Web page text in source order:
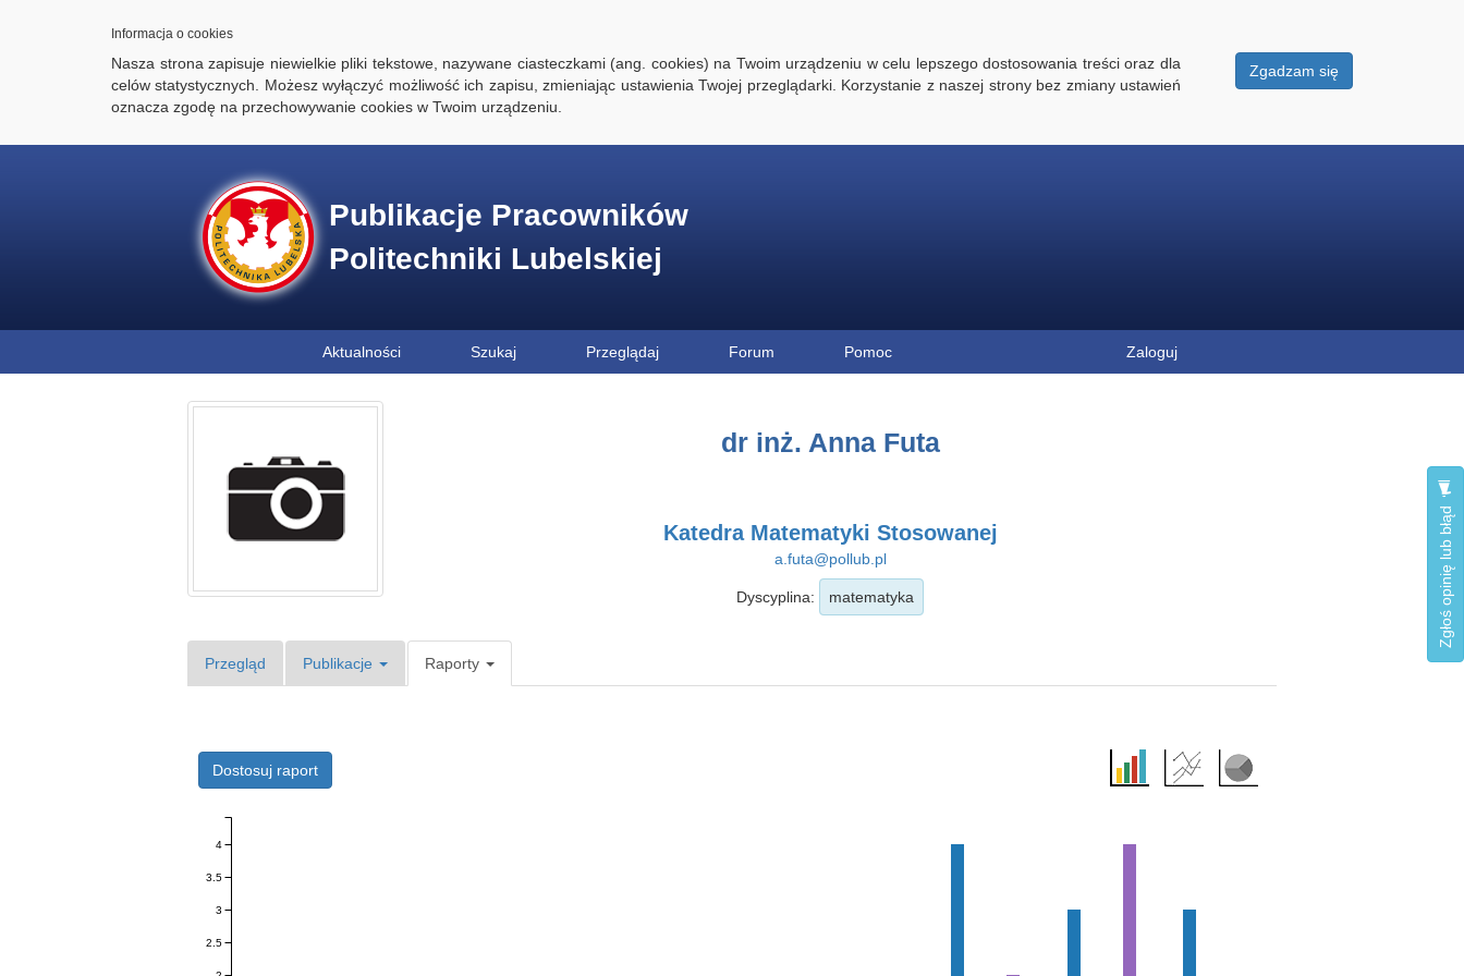
Informacja o cookies
Zgadzam się
Nasza strona zapisuje niewielkie pliki tekstowe, nazywane ciasteczkami (ang. cookies) na Twoim urządzeniu w celu lepszego dostosowania treści oraz dla
celów statystycznych. Możesz wyłączyć możliwość ich zapisu, zmieniając ustawienia Twojej przeglądarki. Korzystanie z naszej strony bez zmiany ustawień
oznacza zgodę na przechowywanie cookies w Twoim urządzeniu.
Publikacje Pracowników
Politechniki Lubelskiej
Aktualności Szukaj Przeglądaj Forum Pomoc Zaloguj
Zgłoś opinię lub błąd
dr inż. Anna Futa
Katedra Matematyki Stosowanej
a.futa@pollub.pl
Dyscyplina: matematyka
Przegląd Publikacje Raporty
Dostosuj raport
2.5
3
3.5
4